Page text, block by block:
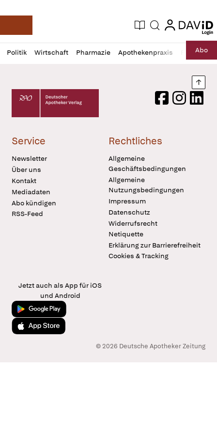
Deutsche Apotheker Zeitung
Aktuelle Ausgabe
Suche login
login
Politik Wirtschaft Pharmazie Apothekenpraxis RechtAbo
Profil
öffnen
Daz
Pur
Deutscher Apotheker Verlag Logo
FacebookInstagram
Service
Newsletter
Über uns
Kontakt
Mediadaten
Abo kündigen
RSS-Feed
Rechtliches
Allgemeine
Geschäftsbedingungen
Allgemeine
Nutzungsbedingungen
Impressum
Datenschutz
Widerrufsrecht
Netiquette
Erklärung zur Barrierefreiheit
Cookies & Tracking
Jetzt auch als App für iOS
und Android
Jetzt bei Google Play
Laden im App Store
© 2026 Deutsche Apotheker Zeitung